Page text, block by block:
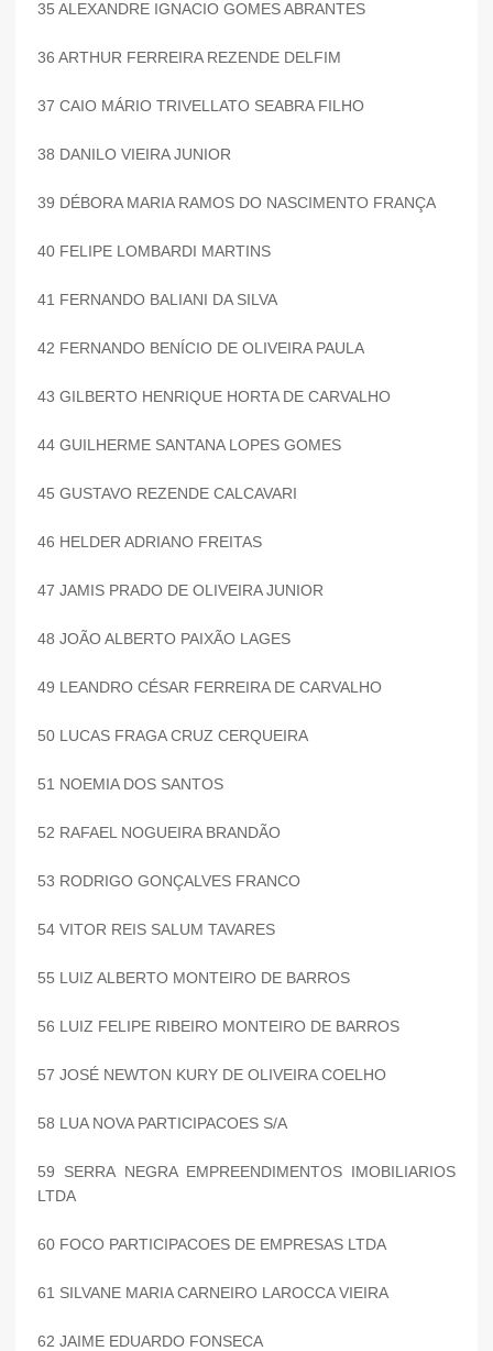
35 ALEXANDRE IGNACIO GOMES ABRANTES
36 ARTHUR FERREIRA REZENDE DELFIM
37 CAIO MÁRIO TRIVELLATO SEABRA FILHO
38 DANILO VIEIRA JUNIOR
39 DÉBORA MARIA RAMOS DO NASCIMENTO FRANÇA
40 FELIPE LOMBARDI MARTINS
41 FERNANDO BALIANI DA SILVA
42 FERNANDO BENÍCIO DE OLIVEIRA PAULA
43 GILBERTO HENRIQUE HORTA DE CARVALHO
44 GUILHERME SANTANA LOPES GOMES
45 GUSTAVO REZENDE CALCAVARI
46 HELDER ADRIANO FREITAS
47 JAMIS PRADO DE OLIVEIRA JUNIOR
48 JOÃO ALBERTO PAIXÃO LAGES
49 LEANDRO CÉSAR FERREIRA DE CARVALHO
50 LUCAS FRAGA CRUZ CERQUEIRA
51 NOEMIA DOS SANTOS
52 RAFAEL NOGUEIRA BRANDÃO
53 RODRIGO GONÇALVES FRANCO
54 VITOR REIS SALUM TAVARES
55 LUIZ ALBERTO MONTEIRO DE BARROS
56 LUIZ FELIPE RIBEIRO MONTEIRO DE BARROS
57 JOSÉ NEWTON KURY DE OLIVEIRA COELHO
58 LUA NOVA PARTICIPACOES S/A
59 SERRA NEGRA EMPREENDIMENTOS IMOBILIARIOS
LTDA
60 FOCO PARTICIPACOES DE EMPRESAS LTDA
61 SILVANE MARIA CARNEIRO LAROCCA VIEIRA
62 JAIME EDUARDO FONSECA